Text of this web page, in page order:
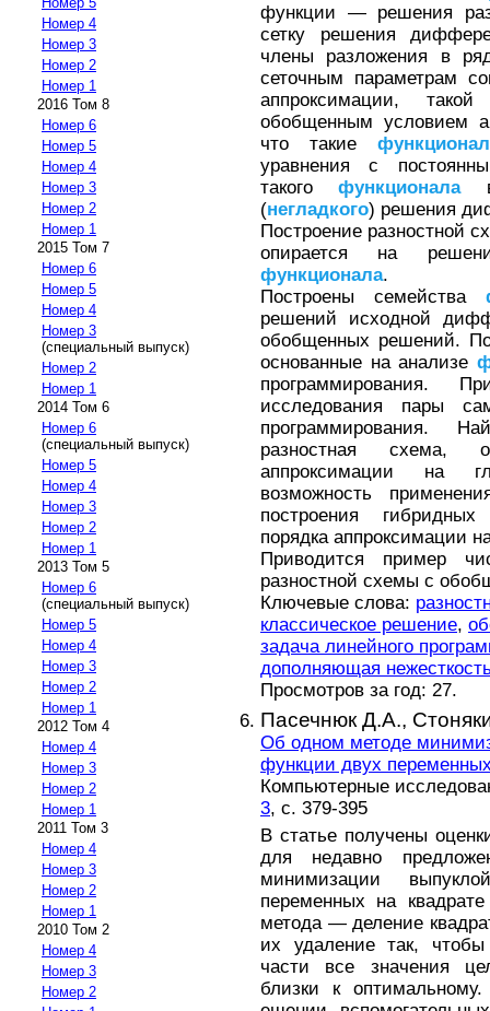
Номер 4
Номер 3
Номер 2
Номер 1
2016 Том 8
Номер 6
Номер 5
Номер 4
Номер 3
Номер 2
Номер 1
2015 Том 7
Номер 6
Номер 5
Номер 4
Номер 3
(специальный выпуск)
Номер 2
Номер 1
2014 Том 6
Номер 6
(специальный выпуск)
Номер 5
Номер 4
Номер 3
Номер 2
Номер 1
2013 Том 5
Номер 6
(специальный выпуск)
Номер 5
Номер 4
Номер 3
Номер 2
Номер 1
2012 Том 4
Номер 4
Номер 3
Номер 2
Номер 1
2011 Том 3
Номер 4
Номер 3
Номер 2
Номер 1
2010 Том 2
Номер 4
Номер 3
Номер 2
функции — решения
сетку решения
члены разложения в
сеточным параметрам
аппроксимации,
обобщенным условием
что такие
уравнения с
такогофункционала
(негладкого) решения
Построение разностной
опирается на
функционала.
Построены семейства
решений исходной
обобщенных решений.
основанные на анализе
программирования.
исследования пары
программирования.
разностная схема,
аппроксимации на
возможность
построения
порядка аппроксимации
Приводится пример
разностной схемы с
Ключевые слова:
классическое решение,
задача линейного
дополняющая
Просмотров за год: 27.
Пасечнюк Д.А.,
Об одном методе
функции двух
Компьютерные
3, с. 379-395
В статье получены
для недавно
минимизации
переменных на
метода — деление
их удаление так,
части все значения
близки к